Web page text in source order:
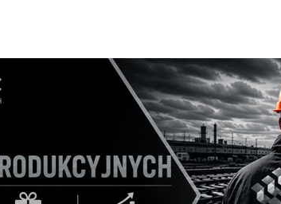
Majster Studio BHP
Majster Studio BHP to sprawdzony i
najwyższej jakości produkty BHP.
ochronne, obuwie i ubrania robocze
sprzedaży posiadamy również chemię